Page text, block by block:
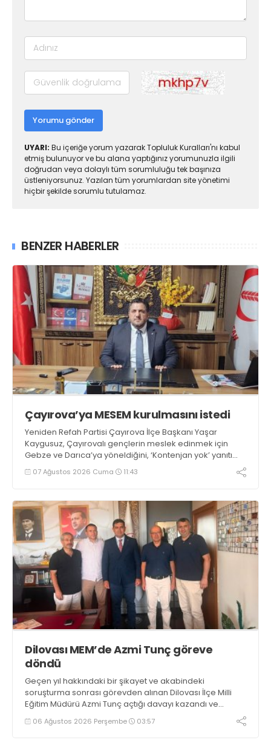
Yorumu gönder
UYARI: Bu içeriğe yorum yazarak Topluluk Kuralları'nı kabul
etmiş bulunuyor ve bu alana yaptığınız yorumunuzla ilgili
doğrudan veya dolaylı tüm sorumluluğu tek başınıza
üstleniyorsunuz. Yazılan tüm yorumlardan site yönetimi
hiçbir şekilde sorumlu tutulamaz.
BENZER HABERLER
Çayırova’ya MESEM kurulmasını istedi
Yeniden Refah Partisi Çayırova İlçe Başkanı Yaşar
Kaygusuz, Çayırovalı gençlerin meslek edinmek için
Gebze ve Darıca’ya yöneldiğini, ‘Kontenjan yok’ yanıtı
aldıklarını belirtip ilçeye gençler için MESEM
kazandırılmasını istedi
07 Ağustos 2026 Cuma 11:43
Dilovası MEM’de Azmi Tunç göreve
döndü
Geçen yıl hakkındaki bir şikayet ve akabindeki
soruşturma sonrası görevden alınan Dilovası İlçe Milli
Eğitim Müdürü Azmi Tunç açtığı davayı kazandı ve
görevine döndü. İlk “Hayırlı olsun” ziyareti İlhan Kadıoğlu
başkanlığındaki İLKÇEV’den yapıldı
06 Ağustos 2026 Perşembe 03:57